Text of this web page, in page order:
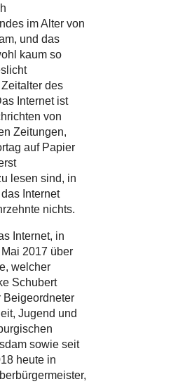
im Alter von
und das
kaum so
des
Internet ist
von
Zeitungen,
auf Papier
lesen sind, in
Internet
nichts.
Internet, in
2017 über
welcher
Schubert
Beigeordneter
Jugend und
sowie seit
heute in